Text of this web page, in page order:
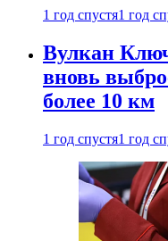
1 год спустя1 год
Вулкан
вновь
более 10 км
1 год спустя1 год